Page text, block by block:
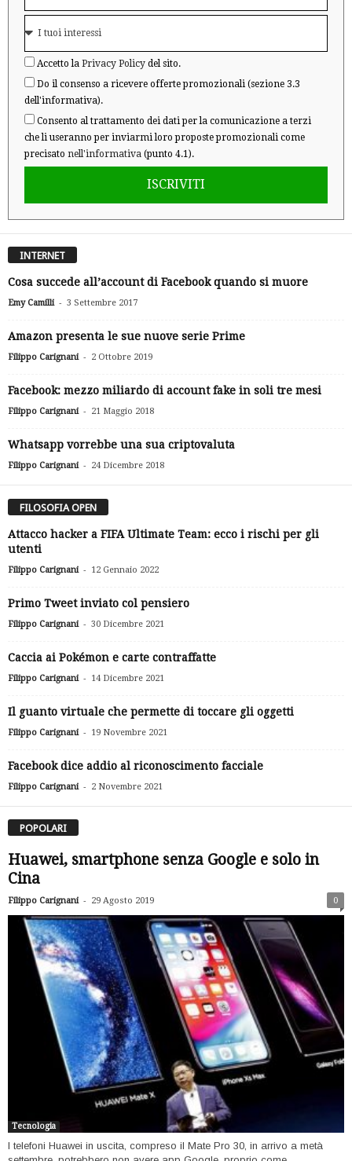
Accetto la Privacy Policy del sito.
Do il consenso a ricevere offerte promozionali (sezione 3.3
dell'informativa).
Consento al trattamento dei dati per la comunicazione a terzi
che li useranno per inviarmi loro proposte promozionali come
precisato nell'informativa (punto 4.1).
ISCRIVITI
INTERNET
Cosa succede all’account di Facebook quando si muore
Emy Camilli - 3 Settembre 2017
Amazon presenta le sue nuove serie Prime
Filippo Carignani - 2 Ottobre 2019
Facebook: mezzo miliardo di account fake in soli tre mesi
Filippo Carignani - 21 Maggio 2018
Whatsapp vorrebbe una sua criptovaluta
Filippo Carignani - 24 Dicembre 2018
FILOSOFIA OPEN
Attacco hacker a FIFA Ultimate Team: ecco i rischi per gli
utenti
Filippo Carignani - 12 Gennaio 2022
Primo Tweet inviato col pensiero
Filippo Carignani - 30 Dicembre 2021
Caccia ai Pokémon e carte contraffatte
Filippo Carignani - 14 Dicembre 2021
Il guanto virtuale che permette di toccare gli oggetti
Filippo Carignani - 19 Novembre 2021
Facebook dice addio al riconoscimento facciale
Filippo Carignani - 2 Novembre 2021
POPOLARI
Huawei, smartphone senza Google e solo in
Cina
Filippo Carignani - 29 Agosto 2019 0
Tecnologia
I telefoni Huawei in uscita, compreso il Mate Pro 30, in arrivo a metà